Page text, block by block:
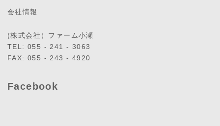
会社情報
(株式会社）ファーム小瀬
TEL: 055 - 241 - 3063
FAX: 055 - 243 - 4920
Facebook